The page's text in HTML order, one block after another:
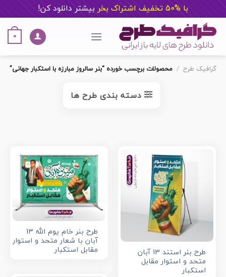
با %50 تخفیف اشتراک بخر بیشتر دانلود کن!
content
0
گرافیک طرح / محصولات برچسب خورده “بنر سالروز مبارزه با استکبار جهانی”
دسته بندی طرح ها
طرح بنر استند 13 آبان
متحد و استوار مقابل
استکبار
طرح بنر خام یوم الله 13
آبان با شعار متحد و استوار
مقابل استکبار